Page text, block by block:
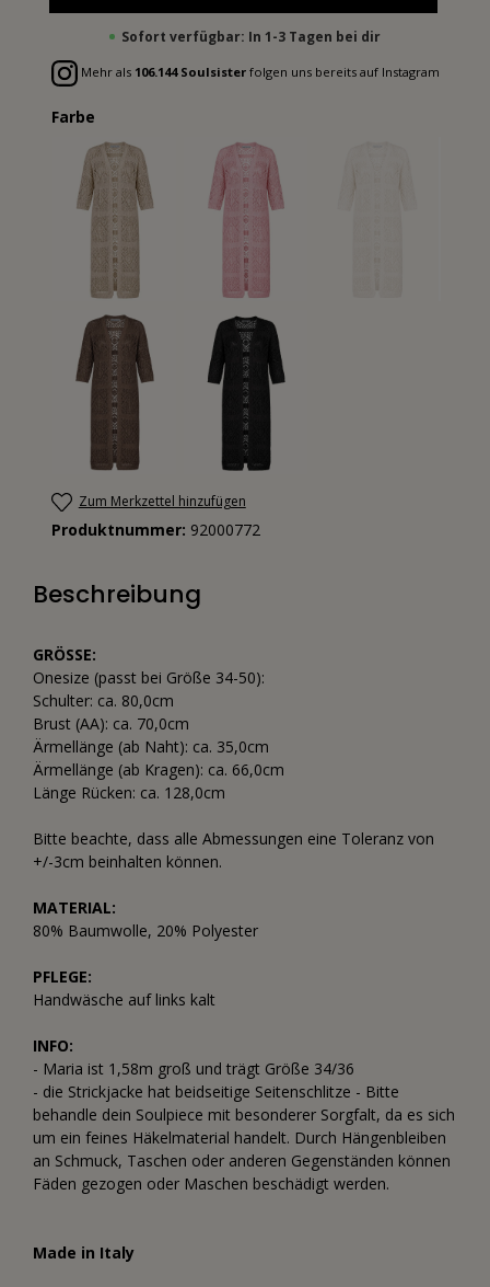
Sofort verfügbar: In 1-3 Tagen bei dir
Mehr als 106.144 Soulsisterfolgen uns bereits auf Instagram
Farbe
Zum Merkzettel hinzufügen
Produktnummer: 92000772
Beschreibung
GRÖSSE:
Onesize (passt bei Größe 34-50):
Schulter: ca. 80,0cm
Brust (AA): ca. 70,0cm
Ärmellänge (ab Naht): ca. 35,0cm
Ärmellänge (ab Kragen): ca. 66,0cm
Länge Rücken: ca. 128,0cm
Bitte beachte, dass alle Abmessungen eine Toleranz von
+/-3cm beinhalten können.
MATERIAL:
80% Baumwolle, 20% Polyester
PFLEGE:
Handwäsche auf links kalt
INFO:
- Maria ist 1,58m groß und trägt Größe 34/36
- die Strickjacke hat beidseitige Seitenschlitze - Bitte
behandle dein Soulpiece mit besonderer Sorgfalt, da es sich
um ein feines Häkelmaterial handelt. Durch Hängenbleiben
an Schmuck, Taschen oder anderen Gegenständen können
Fäden gezogen oder Maschen beschädigt werden.
Made in Italy